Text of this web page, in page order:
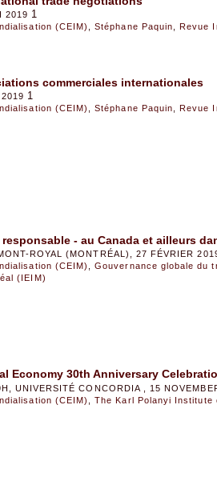
2019 1
(CEIM) ,Stéphane Paquin ,Revue
commerciales internationales
1
(CEIM) ,Stéphane Paquin
Revue
- au Canada et ailleurs
ROYAL (MONTRÉAL), 27 FÉVRIER
(CEIM) ,Gouvernance globale du
(IEIM)
Economy 30th Anniversary
UNIVERSITÉ CONCORDIA , 15
(CEIM) ,The Karl Polanyi Institute